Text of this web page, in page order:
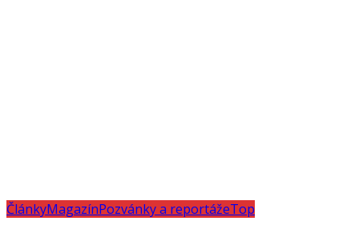
ČlánkyMagazínPozvánky a reportážeTop